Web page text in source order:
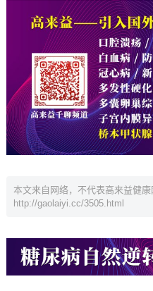
本文来自网络，不代表高来益健康
http://gaolaiyi.cc/3505.html